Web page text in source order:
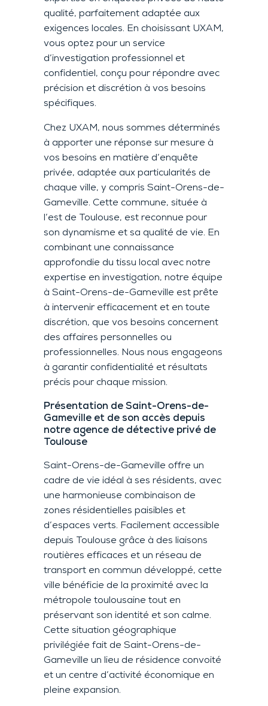
qualité, parfaitement adaptée aux
exigences locales. En choisissant UXAM,
vous optez pour un service
d’investigation professionnel et
confidentiel, conçu pour répondre avec
précision et discrétion à vos besoins
spécifiques.
Chez UXAM, nous sommes déterminés
à apporter une réponse sur mesure à
vos besoins en matière d’enquête
privée, adaptée aux particularités de
chaque ville, y compris Saint-Orens-de-
Gameville. Cette commune, située à
l’est de Toulouse, est reconnue pour
son dynamisme et sa qualité de vie. En
combinant une connaissance
approfondie du tissu local avec notre
expertise en investigation, notre équipe
à Saint-Orens-de-Gameville est prête
à intervenir efficacement et en toute
discrétion, que vos besoins concernent
des affaires personnelles ou
professionnelles. Nous nous engageons
à garantir confidentialité et résultats
précis pour chaque mission.
Présentation de Saint-Orens-de-
Gameville et de son accès depuis
notre agence de détective privé de
Toulouse
Saint-Orens-de-Gameville offre un
cadre de vie idéal à ses résidents, avec
une harmonieuse combinaison de
zones résidentielles paisibles et
d’espaces verts. Facilement accessible
depuis Toulouse grâce à des liaisons
routières efficaces et un réseau de
transport en commun développé, cette
ville bénéficie de la proximité avec la
métropole toulousaine tout en
préservant son identité et son calme.
Cette situation géographique
privilégiée fait de Saint-Orens-de-
Gameville un lieu de résidence convoité
et un centre d’activité économique en
pleine expansion.